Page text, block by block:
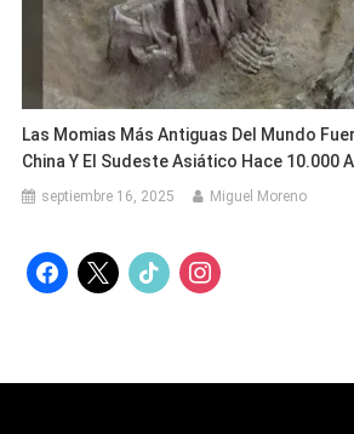
Las Momias Más Antiguas Del Mundo
China Y El Sudeste Asiático Hace 10.000
septiembre 16, 2025 Miguel Moreno
facebook
x tiktok instagram